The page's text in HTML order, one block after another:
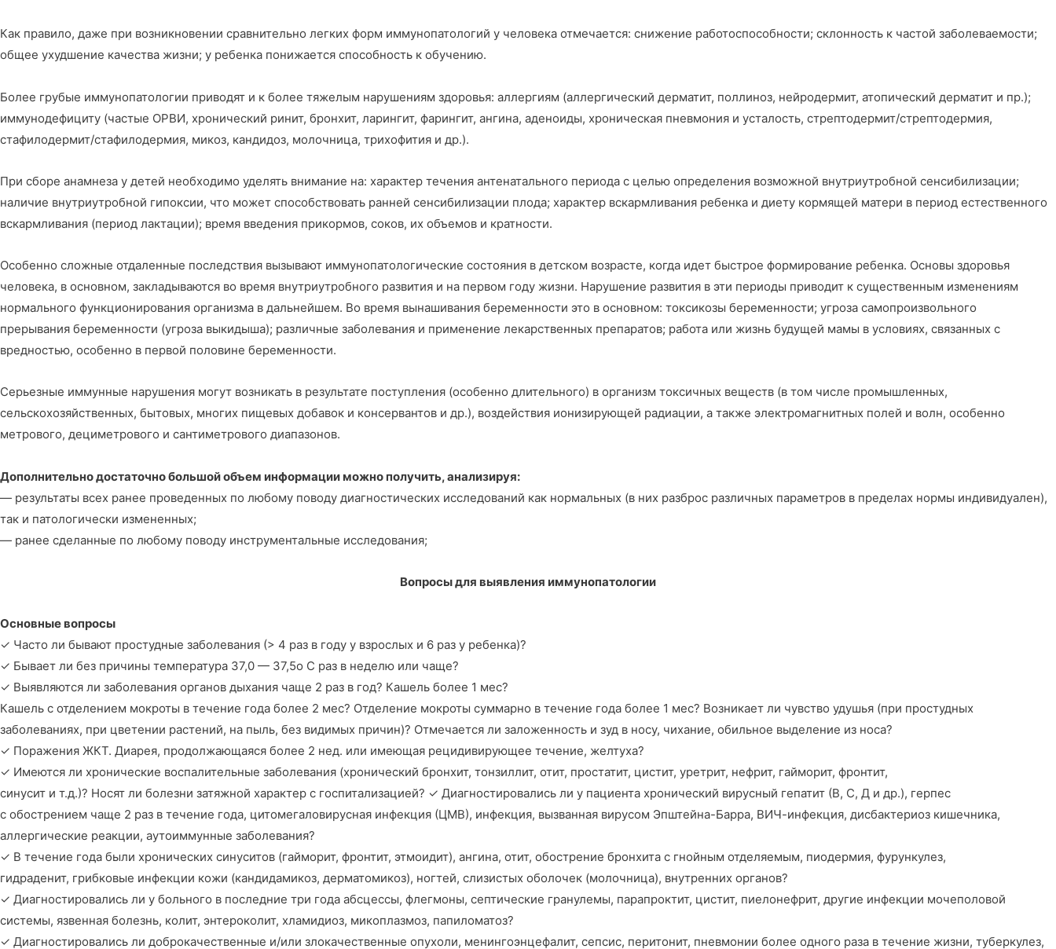
Как правило, даже при возникновении сравнительно легких форм иммунопатологий у человека отмечается: снижение работоспособности; склонность к частой заболеваемости;
общее ухудшение качества жизни; у ребенка понижается способность к обучению.
Более грубые иммунопатологии приводят и к более тяжелым нарушениям здоровья: аллергиям (аллергический дерматит, поллиноз, нейродермит, атопический дерматит и пр.);
иммунодефициту (частые ОРВИ, хронический ринит, бронхит, ларингит, фарингит, ангина, аденоиды, хроническая пневмония и усталость, стрептодермит/стрептодермия,
стафилодермит/стафилодермия, микоз, кандидоз, молочница, трихофития и др.).
При сборе анамнеза у детей необходимо уделять внимание на: характер течения антенатального периода с целью определения возможной внутриутробной сенсибилизации;
наличие внутриутробной гипоксии, что может способствовать ранней сенсибилизации плода; характер вскармливания ребенка и диету кормящей матери в период естественного
вскармливания (период лактации); время введения прикормов, соков, их объемов и кратности.
Особенно сложные отдаленные последствия вызывают иммунопатологические состояния в детском возрасте, когда идет быстрое формирование ребенка. Основы здоровья
человека, в основном, закладываются во время внутриутробного развития и на первом году жизни. Нарушение развития в эти периоды приводит к существенным изменениям
нормального функционирования организма в дальнейшем. Во время вынашивания беременности это в основном: токсикозы беременности; угроза самопроизвольного
прерывания беременности (угроза выкидыша); различные заболевания и применение лекарственных препаратов; работа или жизнь будущей мамы в условиях, связанных с
вредностью, особенно в первой половине беременности.
Серьезные иммунные нарушения могут возникать в результате поступления (особенно длительного) в организм токсичных веществ (в том числе промышленных,
сельскохозяйственных, бытовых, многих пищевых добавок и консервантов и др.), воздействия ионизирующей радиации, а также электромагнитных полей и волн, особенно
метрового, дециметрового и сантиметрового диапазонов.
Дополнительно достаточно большой объем информации можно получить, анализируя:
— результаты всех ранее проведенных по любому поводу диагностических исследований как нормальных (в них разброс различных параметров в пределах нормы индивидуален),
так и патологически измененных;
— ранее сделанные по любому поводу инструментальные исследования;
Вопросы для выявления иммунопатологии
Основные вопросы
✓ Часто ли бывают простудные заболевания (> 4 раз в году у взрослых и 6 раз у ребенка)?
✓ Бывает ли без причины температура 37,0 — 37,5o C раз в неделю или чаще?
✓ Выявляются ли заболевания органов дыхания чаще 2 раз в год? Кашель более 1 мес?
Кашель с отделением мокроты в течение года более 2 мес? Отделение мокроты суммарно в течение года более 1 мес? Возникает ли чувство удушья (при простудных
заболеваниях, при цветении растений, на пыль, без видимых причин)? Отмечается ли заложенность и зуд в носу, чихание, обильное выделение из носа?
✓ Поражения ЖКТ. Диарея, продолжающаяся более 2 нед. или имеющая рецидивирующее течение, желтуха?
✓ Имеются ли хронические воспалительные заболевания (хронический бронхит, тонзиллит, отит, простатит, цистит, уретрит, нефрит, гайморит, фронтит,
синусит и т.д.)? Носят ли болезни затяжной характер с госпитализацией? ✓ Диагностировались ли у пациента хронический вирусный гепатит (В, С, Д и др.), герпес
с обострением чаще 2 раз в течение года, цитомегаловирусная инфекция (ЦМВ), инфекция, вызванная вирусом Эпштейна-Барра, ВИЧ-инфекция, дисбактериоз кишечника,
аллергические реакции, аутоиммунные заболевания?
✓ В течение года были хронических синуситов (гайморит, фронтит, этмоидит), ангина, отит, обострение бронхита с гнойным отделяемым, пиодермия, фурункулез,
гидраденит, грибковые инфекции кожи (кандидамикоз, дерматомикоз), ногтей, слизистых оболочек (молочница), внутренних органов?
✓ Диагностировались ли у больного в последние три года абсцессы, флегмоны, септические гранулемы, парапроктит, цистит, пиелонефрит, другие инфекции мочеполовой
системы, язвенная болезнь, колит, энтероколит, хламидиоз, микоплазмоз, папиломатоз?
✓ Диагностировались ли доброкачественные и/или злокачественные опухоли, менингоэнцефалит, сепсис, перитонит, пневмонии более одного раза в течение жизни, туберкулез,